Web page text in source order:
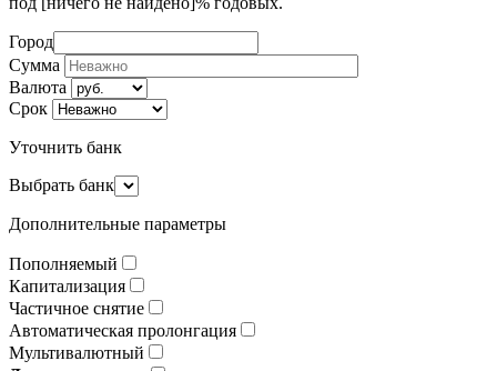
Город
Сумма
Валюта
Срок
Уточнить банк
Выбрать банк
Дополнительные параметры
Пополняемый
Капитализация
Частичное снятие
Автоматическая пролонгация
Мультивалютный